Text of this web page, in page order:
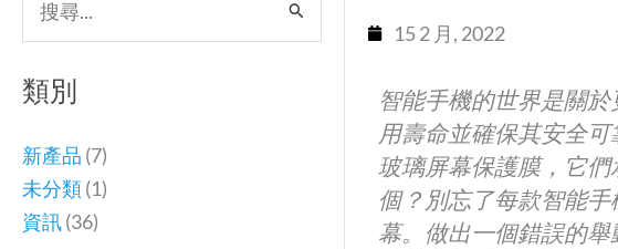
搜
尋
關
鍵
字:
類別
新產品 (7)
未分類(1)
資訊(36)
15 2 月, 2022
智能手機的世界是關
用壽命並確保其安全
玻璃屏幕保護膜，它
個？別忘了每款智能
幕。做出一個錯誤的